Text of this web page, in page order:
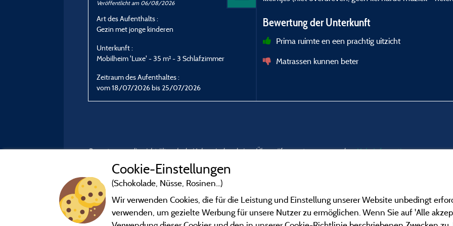
Veröffentlicht am 06/08/2026
Art des Aufenthalts :
Gezin met jonge kinderen
Unterkunft :
Mobilheim 'Luxe' - 35 m² - 3 Schlafzimmer
Zeitraum des Aufenthaltes :
vom 18/07/2026 bis 25/07/2026
Bewertung der Unterkunft
Prima ruimte en een prachtig uitzicht
Matrassen kunnen beter
Bewertungen, die nicht älter als drei Jahre sind und einer Überprüfung unterzogen wurden.Mehr Informationen
Cookie-Einstellungen
(Schokolade, Nüsse, Rosinen...)
Wir verwenden Cookies, die für die Leistung und Einstellung unserer Website unbedingt
verwenden, um gezielte Werbung für unsere Nutzer zu ermöglichen. Wenn Sie auf 'Alle